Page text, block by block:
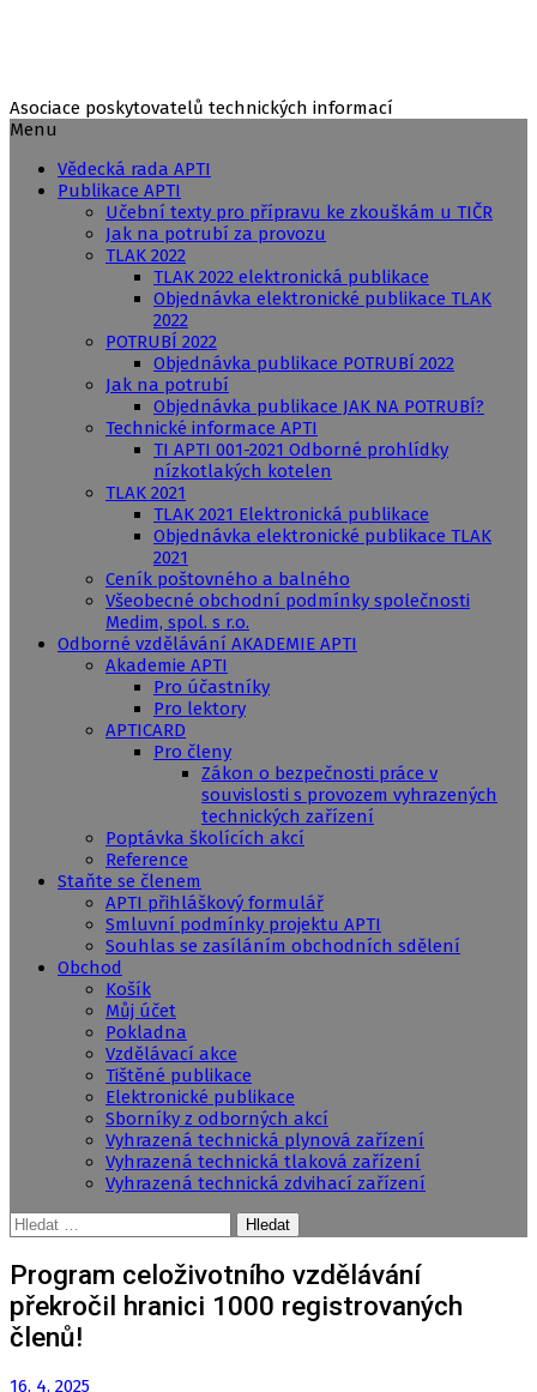
webu
Asociace poskytovatelů technických informací
Menu
Vědecká rada APTI
Publikace APTI
Učební texty pro přípravu ke zkouškám u TIČR
Jak na potrubí za provozu
TLAK 2022
TLAK 2022 elektronická publikace
Objednávka elektronické publikace TLAK
2022
POTRUBÍ 2022
Objednávka publikace POTRUBÍ 2022
Jak na potrubí
Objednávka publikace JAK NA POTRUBÍ?
Technické informace APTI
TI APTI 001-2021 Odborné prohlídky
nízkotlakých kotelen
TLAK 2021
TLAK 2021 Elektronická publikace
Objednávka elektronické publikace TLAK
2021
Ceník poštovného a balného
Všeobecné obchodní podmínky společnosti
Medim, spol. s r.o.
Odborné vzdělávání AKADEMIE APTI
Akademie APTI
Pro účastníky
Pro lektory
APTICARD
Pro členy
Zákon o bezpečnosti práce v
souvislosti s provozem vyhrazených
technických zařízení
Poptávka školících akcí
Reference
Staňte se členem
APTI přihláškový formulář
Smluvní podmínky projektu APTI
Souhlas se zasíláním obchodních sdělení
Obchod
Košík
Můj účet
Pokladna
Vzdělávací akce
Tištěné publikace
Elektronické publikace
Sborníky z odborných akcí
Vyhrazená technická plynová zařízení
Vyhrazená technická tlaková zařízení
Vyhrazená technická zdvihací zařízení
Vyhledávání
Program celoživotního vzdělávání
překročil hranici 1000 registrovaných
členů!
16. 4. 2025